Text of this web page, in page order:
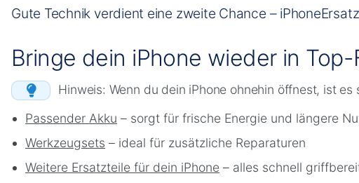
Gute Technik verdient eine zweite Chance –
Bringe dein iPhone wieder in Top-
Hinweis: Wenn du dein iPhone ohnehin öffnest, ist
Passender Akku – sorgt für frische Energie und längere
Werkzeugsets – ideal für zusätzliche Reparaturen
Weitere Ersatzteile für dein iPhone – alles schnell